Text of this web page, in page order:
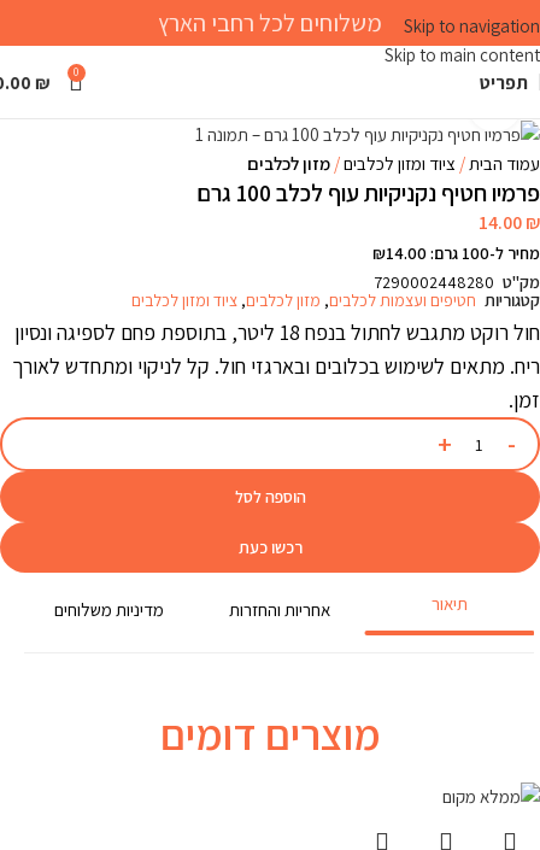
Skip to navigation
Skip to main content
משלוחים לכל רחבי הארץ
תפריט 0
₪
עמוד הבית ציוד ומזון לכלבים מזון לכלבים
פרמיו חטיף נקניקיות עוף לכלב 100 גרם
14.00₪
מחיר ל-100 גרם: ₪14.00
מק"ט 7290002448280
קטגוריות חטיפים ועצמות לכלבים, מזון לכלבים, ציוד ומזון לכלבים
חול רוקט מתגבש לחתול בנפח 18 ליטר, בתוספת פחם לספיגה ונסיון
ריח. מתאים לשימוש בכלובים ובארגזי חול. קל לניקוי ומתחדש לאורך
זמן.
הוספה לסל
רכשו כעת
תיאור אחריות והחזרות מדיניות משלוחים
מוצרים דומים